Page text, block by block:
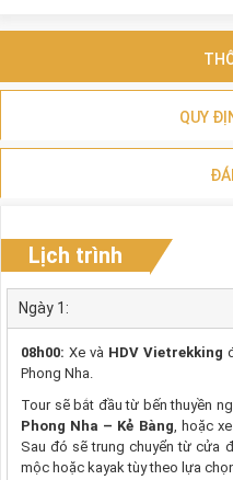
QUY
Lịch trình
Ngày 1:
08h00: Xe và HDV Vietrekking
Phong Nha.
Tour sẽ bắt đầu từ bến thuyền
Phong Nha – Kẻ Bàng, hoặc
Sau đó sẽ trung chuyển từ cửa
mộc hoặc kayak tùy theo lựa